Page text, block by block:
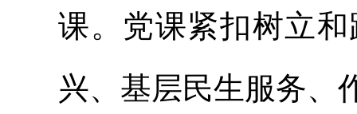
课。党课紧扣树立
兴、基层民生服务、